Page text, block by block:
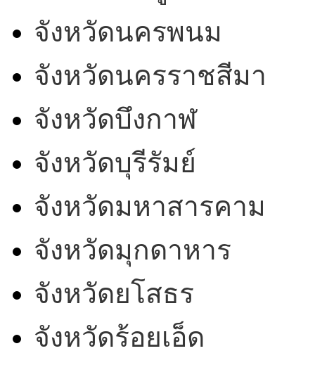
จังหวัดนครพนม
จังหวัดนครราชสีมา
จังหวัดบึงกาฬ
จังหวัดบุรีรัมย์
จังหวัดมหาสารคาม
จังหวัดมุกดาหาร
จังหวัดยโสธร
จังหวัดร้อยเอ็ด